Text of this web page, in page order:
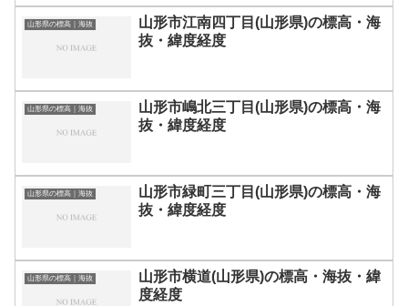
山形県の標高｜海抜
山形市江南四丁目(山形県)の標高・海
抜・緯度経度
山形県の標高｜海抜
山形市嶋北三丁目(山形県)の標高・海
抜・緯度経度
山形県の標高｜海抜
山形市緑町三丁目(山形県)の標高・海
抜・緯度経度
山形県の標高｜海抜
山形市横道(山形県)の標高・海抜・緯
度経度